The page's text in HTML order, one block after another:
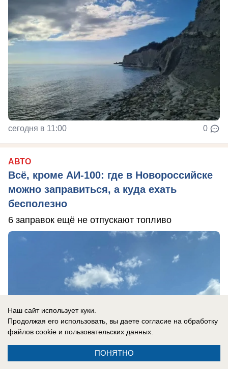
сегодня в 11:00 0
АВТО
Всё, кроме АИ-100: где в Новороссийске
можно заправиться, а куда ехать
бесполезно
6 заправок ещё не отпускают топливо
Наш сайт использует куки.
Продолжая его использовать, вы даете согласие на обработку
файлов cookie и пользовательских данных.
ПОНЯТНО